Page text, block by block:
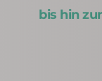
bis hin